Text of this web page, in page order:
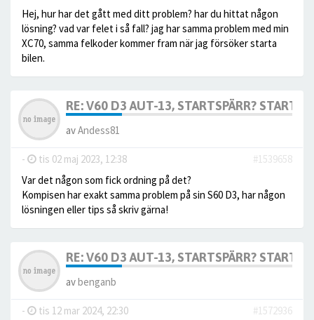
Hej, hur har det gått med ditt problem? har du hittat någon
lösning? vad var felet i så fall? jag har samma problem med min
XC70, samma felkoder kommer fram när jag försöker starta
bilen.
RE: V60 D3 AUT-13, STARTSPÄRR? STARTAR
avAndess81
- tis 02 maj 2023, 12:38
#1539658
Var det någon som fick ordning på det?
Kompisen har exakt samma problem på sin S60 D3, har någon
lösningen eller tips så skriv gärna!
RE: V60 D3 AUT-13, STARTSPÄRR? STARTAR
avbenganb
- tis 12 mar 2024, 22:30 #1572936